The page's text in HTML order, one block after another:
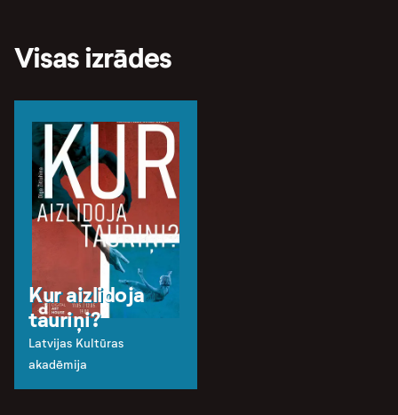
Visas izrādes
Kur aizlidoja
tauriņi?
Latvijas Kultūras
akadēmija